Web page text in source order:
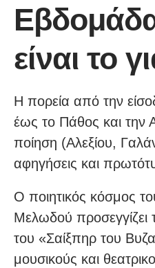
είναι το
Η πορεία από την
έως το Πάθος και
ποίηση (Αλεξίου,
αφηγήσεις και
Ο ποιητικός κόσμος
Μελωδού προσεγγίζει
του «Σαίξπηρ του
μουσικούς και